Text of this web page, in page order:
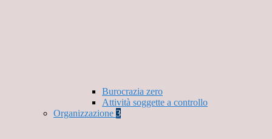
Burocrazia zero
Attività soggette a controllo
Organizzazione 3